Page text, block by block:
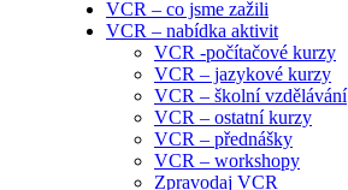
VCR – co jsme zažili
VCR – nabídka aktivit
VCR -počítačové kurzy
VCR – jazykové kurzy
VCR – školní vzdělávání
VCR – ostatní kurzy
VCR – přednášky
VCR – workshopy
Zpravodaj VCR